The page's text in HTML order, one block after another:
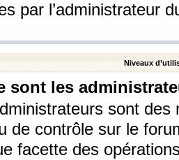
par l’administrateur
Niveaux
sont les
sont
de contrôle sur le
facette des